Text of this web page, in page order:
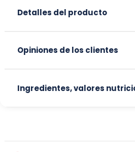
Detalles del producto
Opiniones de los clientes
Ingredientes, valores